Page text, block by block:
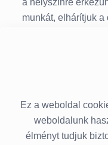
a helyszínre
munkát, elhárítjuk
is rendelkezünk,
Amennyiben
Ez a weboldal
weboldalunk
élményt tudjuk